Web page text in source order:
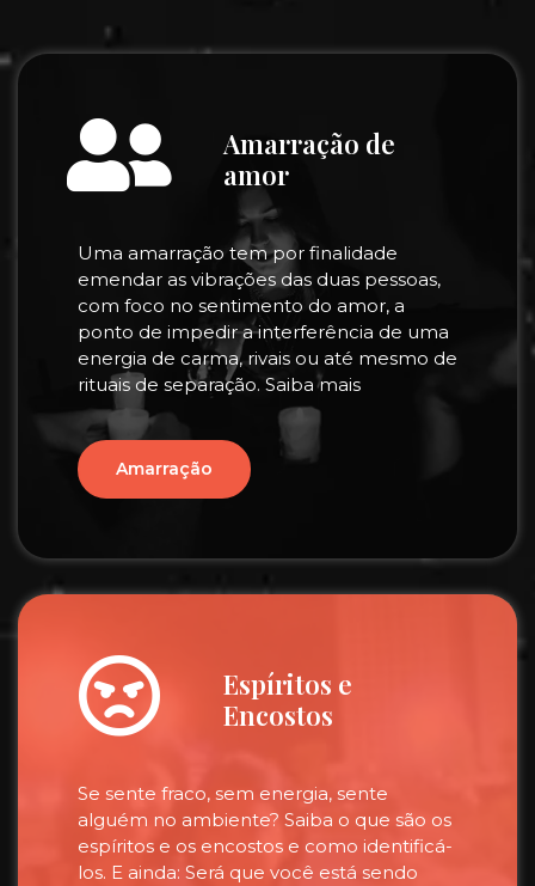
Amarração de
amor
Uma amarração tem por finalidade
emendar as vibrações das duas pessoas,
com foco no sentimento do amor, a
ponto de impedir a interferência de uma
energia de carma, rivais ou até mesmo de
rituais de separação. Saiba mais
Amarração
Espíritos e
Encostos
Se sente fraco, sem energia, sente
alguém no ambiente? Saiba o que são os
espíritos e os encostos e como identificá-
los. E ainda: Será que você está sendo